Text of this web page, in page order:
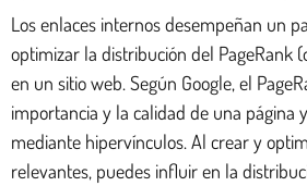
Los enlaces internos desempeñan un
optimizar la distribución del PageRank
en un sitio web. Según Google, el
importancia y la calidad de una página
mediante hipervínculos. Al crear y
relevantes, puedes influir en la